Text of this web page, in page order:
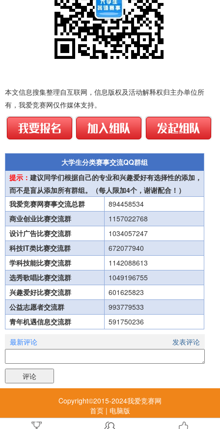
本文信息搜集整理自互联网，信息版权及活动解释权归主办单位所
有，我爱竞赛网仅作媒体支持。
大学生分类赛事交流QQ群组
提示： 建议同学们根据自己的专业和兴趣爱好有选择性的添加，
而不是盲从添加所有群组。（每人限加4个，谢谢配合！）
我爱竞赛网赛事交流总群
894458534
商业创业比赛交流群
1157022768
设计广告比赛交流群
1034057247
科技IT类比赛交流群
672077940
学科技能比赛交流群
1142088613
选秀歌唱比赛交流群
1049196755
兴趣爱好比赛交流群
601625823
公益志愿者交流群
993779533
青年机遇信息交流群
591750236
发表评论
最新评论
Copyright©2015-2024我爱竞赛网
首页 | 电脑版